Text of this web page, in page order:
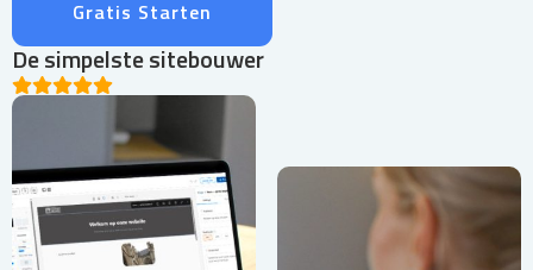
Gratis Starten
De simpelste sitebouwer